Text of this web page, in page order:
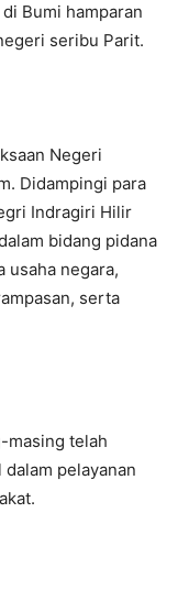
Bumi hamparan
seribu Parit.
Negeri
Didampingi para
Indragiri Hilir
bidang pidana
usaha negara,
serta
masing telah
pelayanan